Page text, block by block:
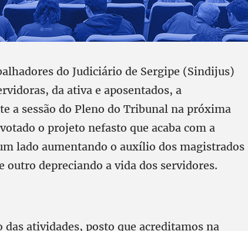
do Judiciário de Sergipe (Sindijus)
da ativa e aposentados, a
a sessão do Pleno do Tribunal na próxima
o projeto nefasto que acaba com a
lado aumentando o auxílio dos magistrados
outro depreciando a vida dos servidores.
das atividades, posto que acreditamos na